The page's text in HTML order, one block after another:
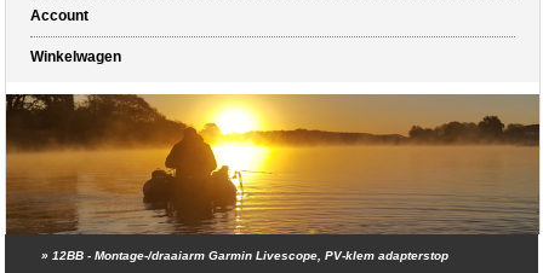
Account
Winkelwagen
»12BB - Montage-/draaiarm Garmin Livescope, PV-klem adapterstop